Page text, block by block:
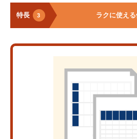
特長 3 ラクに使え